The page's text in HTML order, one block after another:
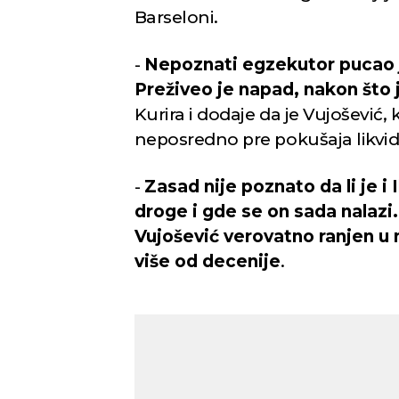
Barseloni.
- Nepoznati egzekutor
Preživeo je napad, nakon
Kurira i dodaje da je
neposredno pre pokušaja
- Zasad nije poznato da li je i
droge i gde se on sada
Vujošević verovatno ranjen
više od decenije.
Novi Sad
Vedro nebo
23
Max temp: 39
Vetar:2 m/s
Vlažnost: